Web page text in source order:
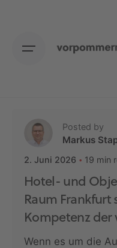
Posted by
Markus
2. Juni 2026 19 min
Hotel- und
Raum Frankfurt
Kompetenz
Wenn es um die